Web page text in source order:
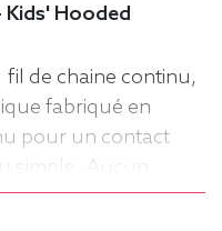
Kids' Hooded
de chaine continu,
fabriqué en
pour un contact
simple. Aucun
enfants. .